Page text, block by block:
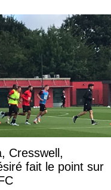
Cresswell,
fait le point sur